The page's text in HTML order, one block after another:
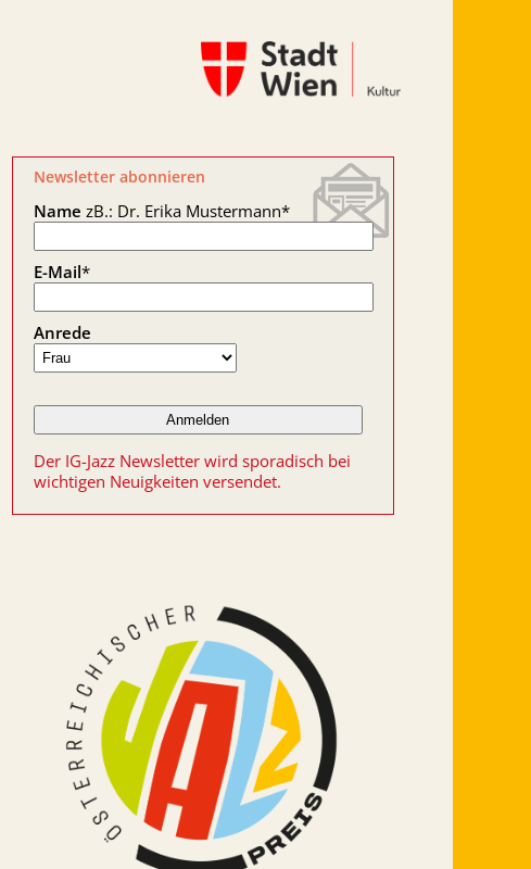
Newsletter abonnieren
Name zB.: Dr. Erika Mustermann*
E-Mail*
Anrede
Der IG-Jazz Newsletter wird sporadisch bei
wichtigen Neuigkeiten versendet.